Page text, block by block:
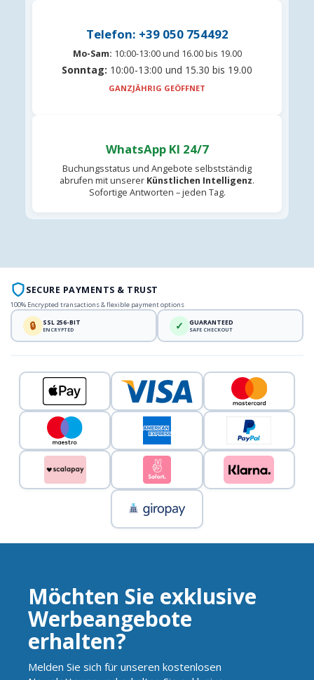
Telefon: +39 050 754492
Mo-Sam: 10:00-13:00 und 16.00 bis 19.00
Sonntag: 10:00-13:00 und 15.30 bis 19.00
GANZJÄHRIG GEÖFFNET
WhatsApp KI 24/7
Buchungsstatus und Angebote selbstständig
abrufen mit unserer Künstlichen Intelligenz.
Sofortige Antworten – jeden Tag.
SECURE PAYMENTS & TRUST
100% Encrypted transactions & flexible payment options
🔒 SSL 256-BIT
ENCRYPTED ✓ GUARANTEED
SAFE CHECKOUT
Möchten Sie exklusive
Werbeangebote
erhalten?
Melden Sie sich für unseren kostenlosen